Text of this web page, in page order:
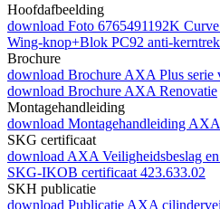
Hoofdafbeelding
download Foto 6765491192K
Wing-knop+Blok PC92 anti-
Brochure
download Brochure AXA Plus serie
download Brochure AXA Renovatie
Montagehandleiding
download Montagehandleiding
SKG certificaat
download AXA Veiligheidsbeslag
SKG-IKOB certificaat 423.633.02
SKH publicatie
download Publicatie AXA